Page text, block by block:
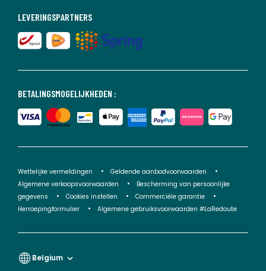
BETALINGSMOGELIJKHEDEN :
LEVERINGSPARTNERS
Wettelijke vermeldingen
Geldende aanbodvoorwaarden
Algemene verkoopsvoorwaarden
Bescherming van persoonlijke
gegevens
Cookies instellen
Commerciële garantie
Herroepingformulier
Algemene gebruiksvoorwaarden #LaRedoute
Belgium